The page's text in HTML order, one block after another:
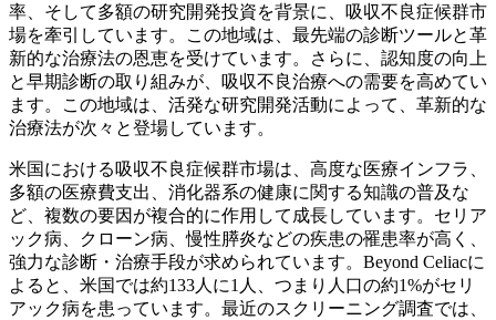
率、そして多額の研究開発投資を背景に、吸収不良症候群市
場を牽引しています。この地域は、最先端の診断ツールと革
新的な治療法の恩恵を受けています。さらに、認知度の向上
と早期診断の取り組みが、吸収不良治療への需要を高めてい
ます。この地域は、活発な研究開発活動によって、革新的な
治療法が次々と登場しています。
米国における吸収不良症候群市場は、高度な医療インフラ、
多額の医療費支出、消化器系の健康に関する知識の普及な
ど、複数の要因が複合的に作用して成長しています。セリア
ック病、クローン病、慢性膵炎などの疾患の罹患率が高く、
強力な診断・治療手段が求められています。Beyond Celiacに
よると、米国では約133人に1人、つまり人口の約1%がセリ
アック病を患っています。最近のスクリーニング調査では、